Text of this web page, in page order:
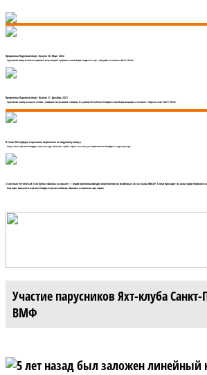
Программа Парусный спорт. Выпуск 38. Март 2022
Представляем вашему вниманию мартовский выпуск авторской программы Алексея Жирова «Парусный спорт», выходящей на телеканале МАТЧ! СТРАНА.
Программа Парусный спорт. Выпуск 37. Декабрь 2021
Представляем Вашему вниманию итоговый, декабрьский выпуск авторской программы PR-директора Яхт-клуба Санкт-Петербурга Алексея Жирова выходящую на телеканале «Парусный спорт» МАТЧ! СТРАНА.
В Санкт-Петербурге стартовало первенство по парусному спорту
Сегодня в Яхт-клубе Санкт-Петербурга, в яхтенном порту «Смоленка» прошёл первый гоночный день Первенства Санкт-Петербурга по парусному спорту.
Стартовал четвёртый этап Кубка «Школы на крыле» — серии соревнований для спортсменов на фойловых яхтах класса WASZP. Гонки проходят на акватории Финского
Регату открыл командор Яхт-клуба Санкт-Петербурга Владимир Любомиров, обратившись к спортсменам перед стартами.
Участие парусников Яхт-клуба
ВМФ